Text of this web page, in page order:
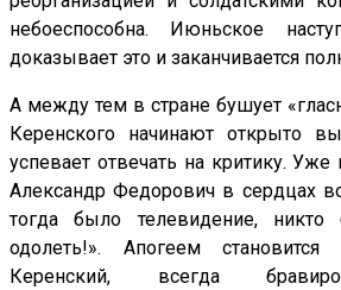
небоеспособна. Июньское
доказывает это и заканчивается
А между тем в стране бушует
Керенского начинают открыто
успевает отвечать на критику. Уже
Александр Федорович в сердцах
тогда было телевидение,
одолеть!». Апогеем
Керенский, всегда